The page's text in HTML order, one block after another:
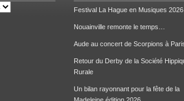
Festival La Hague en Musiques 2026
Nouainville remonte le temps…
Aude au concert de Scorpions à
Retour du Derby de la Société
Rurale
Un bilan rayonnant pour la fête de la